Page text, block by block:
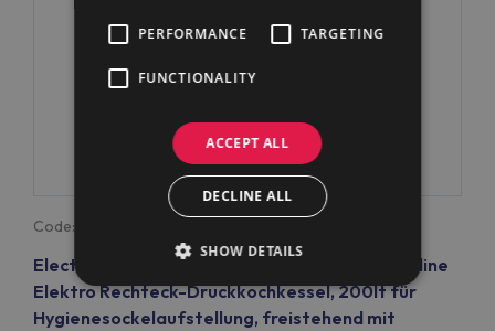
Code:
Electrolux Professional PPEN20EBEM Thermaline
Elektro Rechteck-Druckkochkessel, 200lt für
Hygienesockelaufstellung, freistehend mit
PERFORMANCE TARGETING
FUNCTIONALITY
ACCEPT ALL
DECLINE ALL
SHOW DETAILS